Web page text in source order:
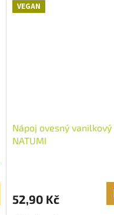
VEGAN
Nápoj ovesný vanilkový
NATUMI
52,90 Kč